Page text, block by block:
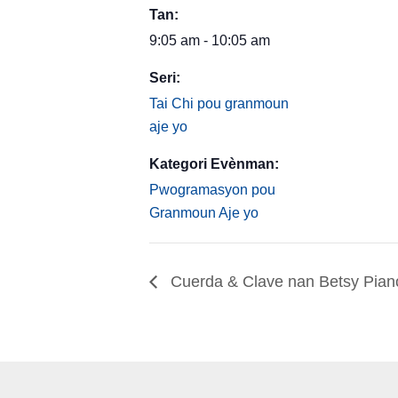
Tan:
9:05 am - 10:05 am
Seri:
Tai Chi pou granmoun
aje yo
Kategori Evènman:
Pwogramasyon pou
Granmoun Aje yo
Cuerda & Clave nan Betsy